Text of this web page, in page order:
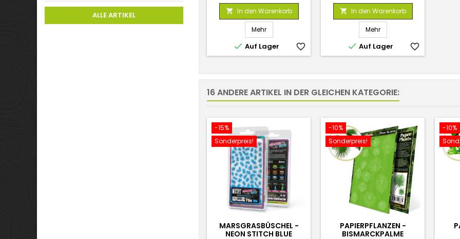
ALLE ARTIKEL  In den Warenkorb
Mehr
 Auf Lager favorite_border
 In den Warenkorb
Mehr
 Auf Lager favorite_border
16 ANDERE ARTIKEL IN DER GLEICHEN KATEGORIE:
-15%
Sonderpreis!
MARSGRASBÜSCHEL -
NEON STITCH BLUE
-10%
Sonderpreis!
PAPIERPFLANZEN -
BISMARCKPALME
-10%